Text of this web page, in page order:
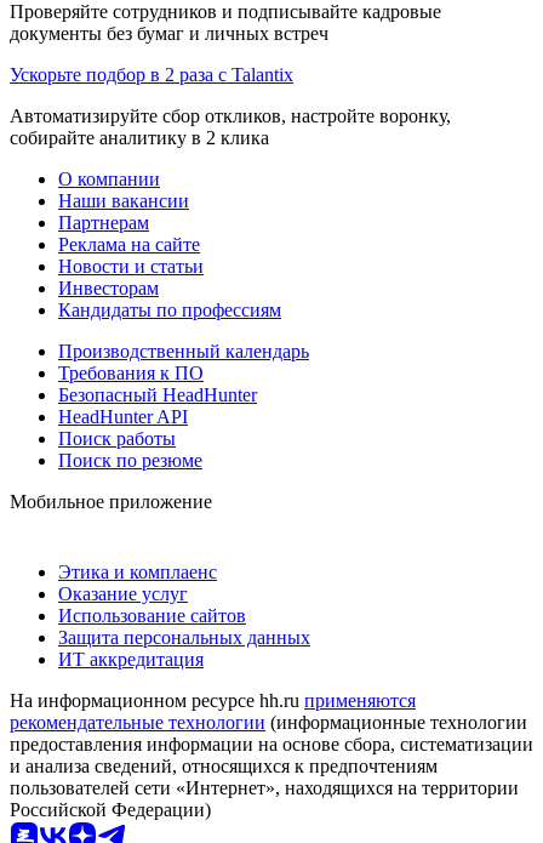
Проверяйте сотрудников и подписывайте кадровые
документы без бумаг и личных встреч
Ускорьте подбор в 2 раза с Talantix
Автоматизируйте сбор откликов, настройте воронку,
собирайте аналитику в 2 клика
О компании
Наши вакансии
Партнерам
Реклама на сайте
Новости и статьи
Инвесторам
Кандидаты по профессиям
Производственный календарь
Требования к ПО
Безопасный HeadHunter
HeadHunter API
Поиск работы
Поиск по резюме
Мобильное приложение
Этика и комплаенс
Оказание услуг
Использование сайтов
Защита персональных данных
ИТ аккредитация
На информационном ресурсе hh.ru применяются
рекомендательные технологии (информационные технологии
предоставления информации на основе сбора, систематизации
и анализа сведений, относящихся к предпочтениям
пользователей сети «Интернет», находящихся на территории
Российской Федерации)